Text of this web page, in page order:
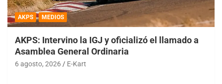
AKPS MEDIOS
AKPS: Intervino la IGJ y oficializó el llamado a
Asamblea General Ordinaria
6 agosto, 2026 E-Kart